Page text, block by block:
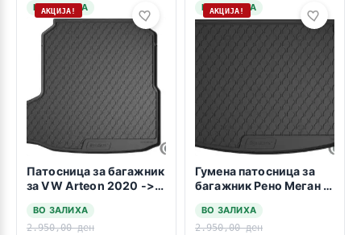
НА ЗАЛИХА
АКЦИЈА!
Патосница за багажник
за VW Arteon 2020 -> /
ВО ЗАЛИХА
2.950,00ден
НА ЗАЛИХА
АКЦИЈА!
Гумена патосница за
багажник Рено Меган III
ВО ЗАЛИХА
2.950,00ден